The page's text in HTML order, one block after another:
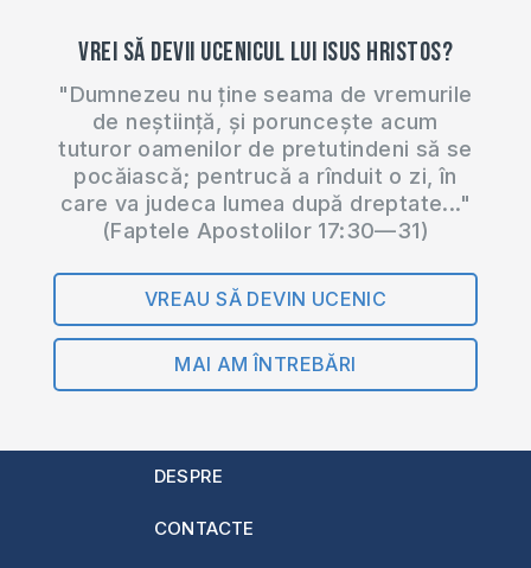
Vrei să devii ucenicul lui Isus Hristos?
"Dumnezeu nu ține seama de vremurile
de neștiință, și poruncește acum
tuturor oamenilor de pretutindeni să se
pocăiască; pentrucă a rînduit o zi, în
care va judeca lumea după dreptate..."
(Faptele Apostolilor 17:30—31)
VREAU SĂ DEVIN UCENIC
MAI AM ÎNTREBĂRI
DESPRE
CONTACTE